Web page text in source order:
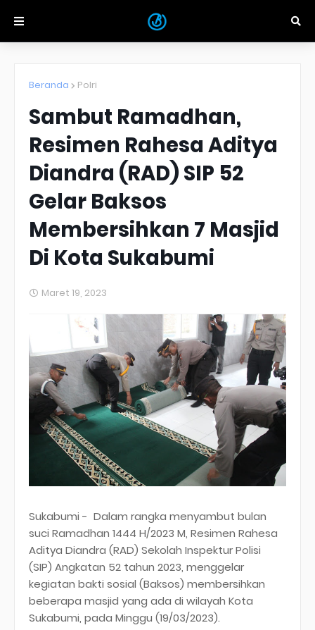
Beranda Polri
Sambut Ramadhan,
Resimen Rahesa Aditya
Diandra (RAD) SIP 52
Gelar Baksos
Membersihkan 7 Masjid
Di Kota Sukabumi
Maret 19, 2023
Sukabumi - Dalam rangka menyambut bulan
suci Ramadhan 1444 H/2023 M, Resimen Rahesa
Aditya Diandra (RAD) Sekolah Inspektur Polisi
(SIP) Angkatan 52 tahun 2023, menggelar
kegiatan bakti sosial (Baksos) membersihkan
beberapa masjid yang ada di wilayah Kota
Sukabumi, pada Minggu (19/03/2023).